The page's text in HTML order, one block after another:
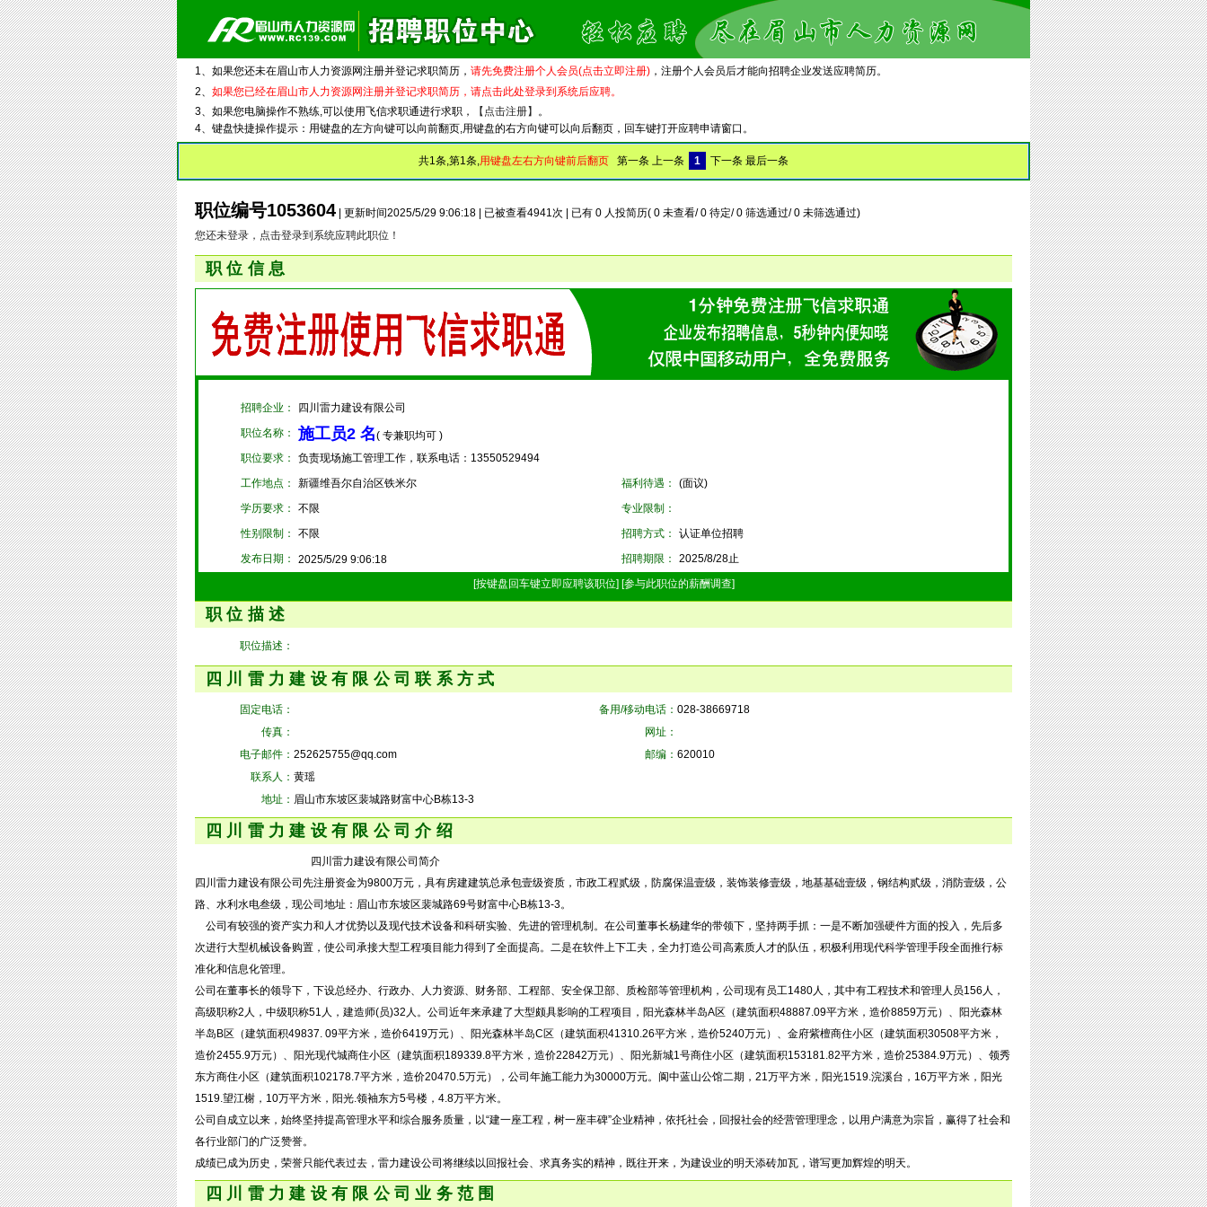
1、如果您还未在眉山市人力资源网注册并登记求职简历， 请先免费注册个人会员(点击立即注册) ，注册个人会员后才能向招聘企业发送应聘简历。
2、 如果您已经在眉山市人力资源网注册并登记求职简历，请点击此处登录到系统后应聘。
3、如果您电脑操作不熟练,可以使用飞信求职通进行求职，
【点击注册】 。
4、键盘快捷操作提示：用键盘的左方向键可以向前翻页,用键盘的右方向键可以向后翻页，回车键打开应聘申请窗口。
共1条,第1条,用键盘左右方向键前后翻页 第一条 上一条 1 下一条 最后一条
职位编号1053604 | 更新时间2025/5/29 9:06:18 | 已被查看4941次 | 已有 0 人投简历( 0 未查看/ 0 待定/ 0 筛选通过/ 0 未筛选通过)
您还未登录，点击登录到系统应聘此职位！
职位信息
招聘企业：
四川雷力建设有限公司
职位名称：
施工员2 名( 专兼职均可 )
职位要求：
负责现场施工管理工作，联系电话：13550529494
工作地点：
新疆维吾尔自治区铁米尔 福利待遇：
(面议)
学历要求：
不限
专业限制：
性别限制：
不限 招聘方式：
认证单位招聘
发布日期：
2025/5/29 9:06:18 招聘期限：
2025/8/28止
[按键盘回车键立即应聘该职位] [参与此职位的薪酬调查]
职位描述
职位描述：
四川雷力建设有限公司联系方式
固定电话： 备用/移动电话： 028-38669718
传真：
网址：
电子邮件： 252625755@qq.com 邮编： 620010
联系人： 黄瑶
地址： 眉山市东坡区裴城路财富中心B栋13-3
四川雷力建设有限公司介绍
四川雷力建设有限公司简介
四川雷力建设有限公司先注册资金为9800万元，具有房建建筑总承包壹级资质，市政工程贰级，防腐保温壹级，装饰装修壹级，地基基础壹级，钢结构贰级，消防壹级，公
路、水利水电叁级，现公司地址：眉山市东坡区裴城路69号财富中心B栋13-3。
公司有较强的资产实力和人才优势以及现代技术设备和科研实验、先进的管理机制。在公司董事长杨建华的带领下，坚持两手抓：一是不断加强硬件方面的投入，先后多
次进行大型机械设备购置，使公司承接大型工程项目能力得到了全面提高。二是在软件上下工夫，全力打造公司高素质人才的队伍，积极利用现代科学管理手段全面推行标
准化和信息化管理。
公司在董事长的领导下，下设总经办、行政办、人力资源、财务部、工程部、安全保卫部、质检部等管理机构，公司现有员工1480人，其中有工程技术和管理人员156人，
高级职称2人，中级职称51人，建造师(员)32人。公司近年来承建了大型颇具影响的工程项目，阳光森林半岛A区（建筑面积48887.09平方米，造价8859万元）、阳光森林
半岛B区（建筑面积49837. 09平方米，造价6419万元）、阳光森林半岛C区（建筑面积41310.26平方米，造价5240万元）、金府紫檀商住小区（建筑面积30508平方米，
造价2455.9万元）、阳光现代城商住小区（建筑面积189339.8平方米，造价22842万元）、阳光新城1号商住小区（建筑面积153181.82平方米，造价25384.9万元）、领秀
东方商住小区（建筑面积102178.7平方米，造价20470.5万元），公司年施工能力为30000万元。阆中蓝山公馆二期，21万平方米，阳光1519.浣溪台，16万平方米，阳光
1519.望江榭，10万平方米，阳光.领袖东方5号楼，4.8万平方米。
公司自成立以来，始终坚持提高管理水平和综合服务质量，以“建一座工程，树一座丰碑”企业精神，依托社会，回报社会的经营管理理念，以用户满意为宗旨，赢得了社会和
各行业部门的广泛赞誉。
成绩已成为历史，荣誉只能代表过去，雷力建设公司将继续以回报社会、求真务实的精神，既往开来，为建设业的明天添砖加瓦，谱写更加辉煌的明天。
四川雷力建设有限公司业务范围